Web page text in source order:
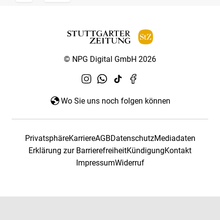
© NPG Digital GmbH 2026
Wo Sie uns noch folgen können
PrivatsphäreKarriereAGBDatenschutzMediadaten
Erklärung zur BarrierefreiheitKündigungKontakt
ImpressumWiderruf